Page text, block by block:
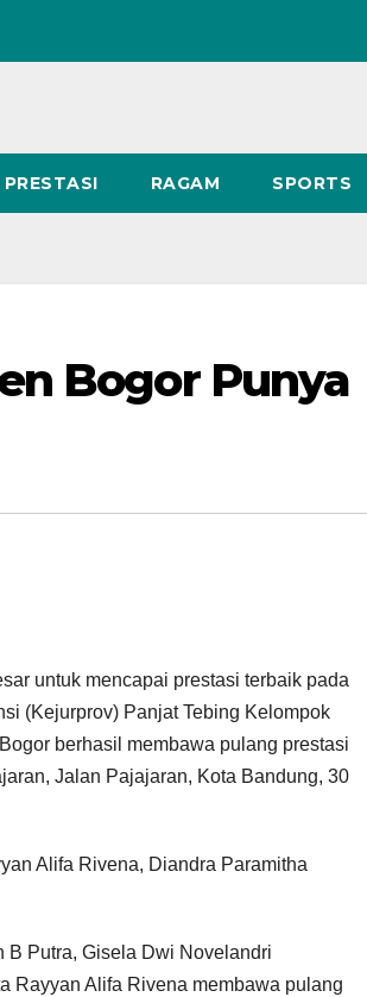
PRESTASI RAGAM SPORTS
Bogor Punya
untuk mencapai prestasi terbaik pada
(Kejurprov) Panjat Tebing Kelompok
berhasil membawa pulang prestasi
Jalan Pajajaran, Kota Bandung, 30
Alifa Rivena, Diandra Paramitha
B Putra, Gisela Dwi Novelandri
Rayyan Alifa Rivena membawa pulang